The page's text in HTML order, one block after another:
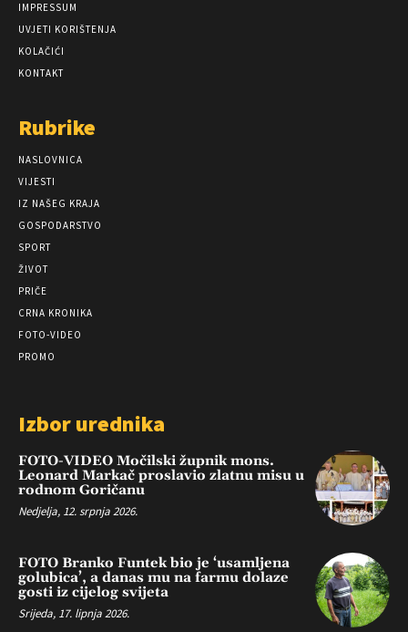
IMPRESSUM
UVJETI KORIŠTENJA
KOLAČIĆI
KONTAKT
Rubrike
NASLOVNICA
VIJESTI
IZ NAŠEG KRAJA
GOSPODARSTVO
SPORT
ŽIVOT
PRIČE
CRNA KRONIKA
FOTO-VIDEO
PROMO
Izbor urednika
FOTO-VIDEO Močilski župnik mons.
Leonard Markač proslavio zlatnu misu u
rodnom Goričanu
Nedjelja, 12. srpnja 2026.
FOTO Branko Funtek bio je ‘usamljena
golubica’, a danas mu na farmu dolaze
gosti iz cijelog svijeta
Srijeda, 17. lipnja 2026.